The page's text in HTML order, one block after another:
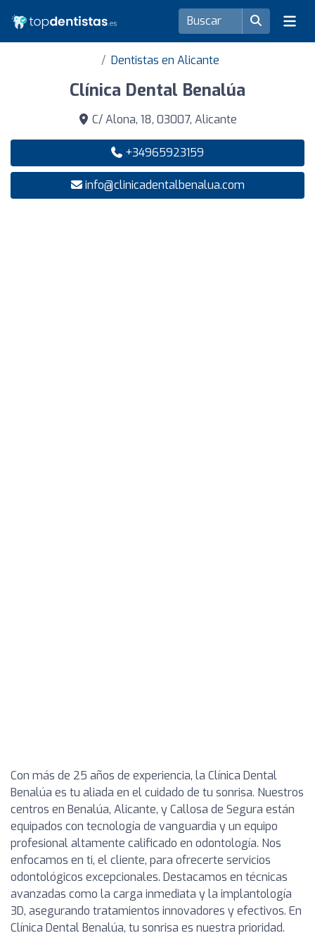
Dentistas en Alicante
Clínica Dental Benalúa
C/ Alona, 18, 03007, Alicante
+34965923159
info@clinicadentalbenalua.com
Con más de 25 años de experiencia, la Clínica Dental
Benalúa es tu aliada en el cuidado de tu sonrisa. Nuestros
centros en Benalúa, Alicante, y Callosa de Segura están
equipados con tecnología de vanguardia y un equipo
profesional altamente calificado en odontología. Nos
enfocamos en ti, el cliente, para ofrecerte servicios
odontológicos excepcionales. Destacamos en técnicas
avanzadas como la carga inmediata y la implantología
3D, asegurando tratamientos innovadores y efectivos. En
Clínica Dental Benalúa, tu sonrisa es nuestra prioridad.